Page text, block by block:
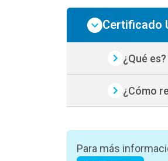
Certificado
¿Qué es?
¿Cómo
Para más